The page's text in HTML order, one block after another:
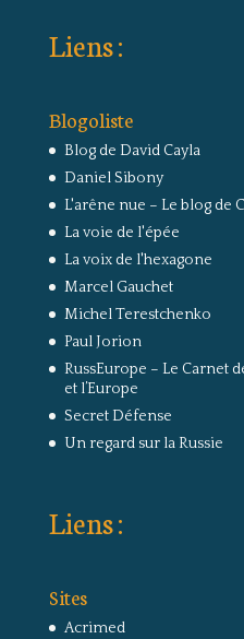
Liens :
Blogoliste
Blog de David Cayla
Daniel Sibony
L'arêne nue – Le blog de
La voie de l'épée
La voix de l'hexagone
Marcel Gauchet
Michel Terestchenko
Paul Jorion
RussEurope – Le Carnet
et l’Europe
Secret Défense
Un regard sur la Russie
Liens :
Sites
Acrimed